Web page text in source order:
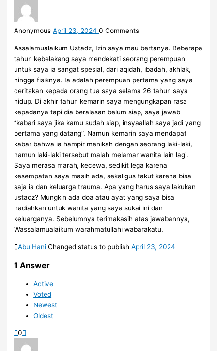
AnonymousApril 23, 2024 0 Comments
Assalamualaikum Ustadz, Izin saya mau bertanya. Beberapa
tahun kebelakang saya mendekati seorang perempuan,
untuk saya ia sangat spesial, dari aqidah, ibadah, akhlak,
hingga fisiknya. Ia adalah perempuan pertama yang saya
ceritakan kepada orang tua saya selama 26 tahun saya
hidup. Di akhir tahun kemarin saya mengungkapan rasa
kepadanya tapi dia beralasan belum siap, saya jawab
“kabari saya jika kamu sudah siap, insyaallah saya jadi yang
pertama yang datang”. Namun kemarin saya mendapat
kabar bahwa ia hampir menikah dengan seorang laki-laki,
namun laki-laki tersebut malah melamar wanita lain lagi.
Saya merasa marah, kecewa, sedikit lega karena
kesempatan saya masih ada, sekaligus takut karena bisa
saja ia dan keluarga trauma. Apa yang harus saya lakukan
ustadz? Mungkin ada doa atau ayat yang saya bisa
hadiahkan untuk wanita yang saya sukai ini dan
keluarganya. Sebelumnya terimakasih atas jawabannya,
Wassalamualaikum warahmatullahi wabarakatu.
Abu Hani Changed status to publishApril 23, 2024
1 Answer
Active
Voted
Newest
Oldest
0